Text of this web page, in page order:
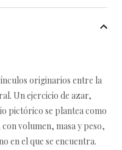
originarios entre la
Un ejercicio de azar,
pictórico se plantea como
volumen, masa y peso,
en el que se encuentra.